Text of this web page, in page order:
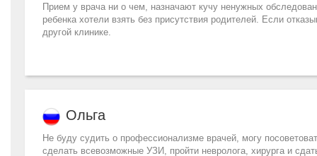
Прием у врача ни о чем, назначают кучу ненужных
ребенка хотели взять без присутствия родителей. Если
другой клинике.
Ольга
Не буду судить о профессионализме врачей, могу
сделать всевозможные УЗИ, пройти невролога, хирурга и